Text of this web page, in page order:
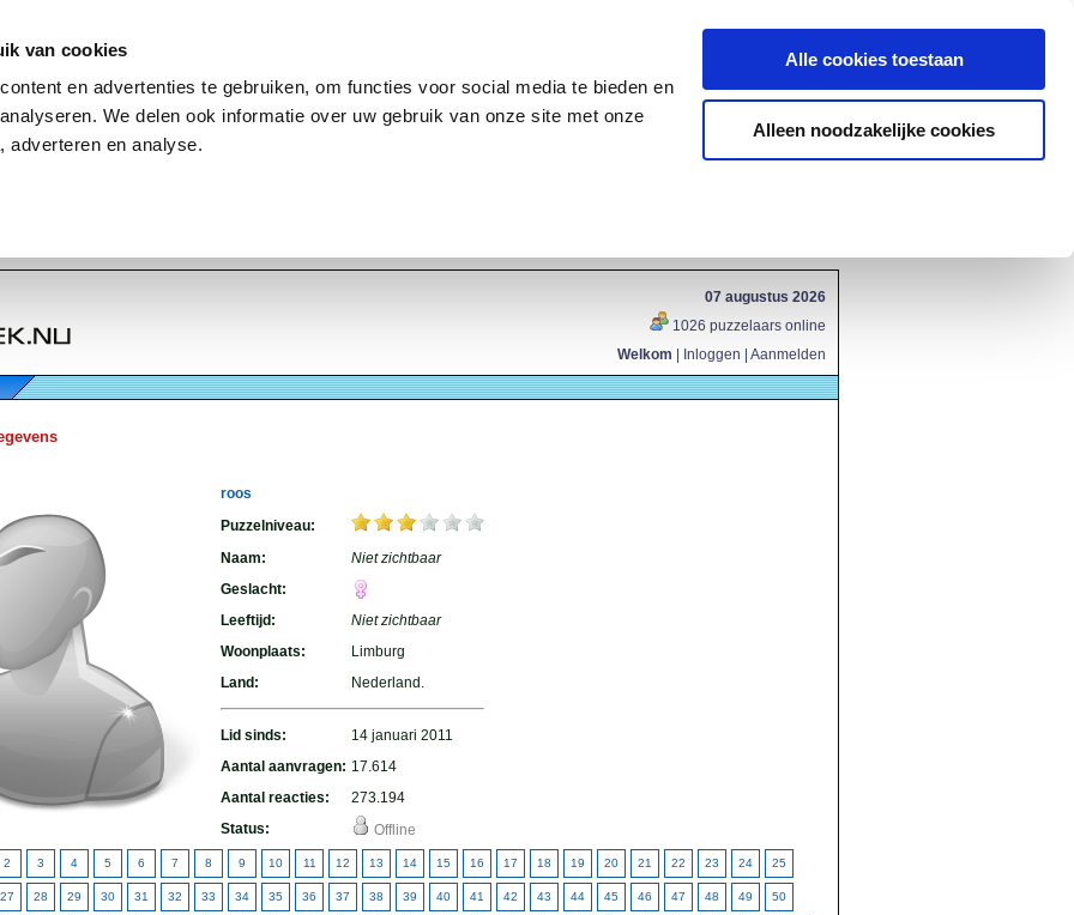
van cookies
en advertenties te gebruiken, om functies voor social media te bieden en
We delen ook informatie over uw gebruik van onze site met onze
adverteren en analyse.
Alle cookies toestaan
Alleen noodzakelijke cookies
07 augustus 2026
1026 puzzelaars online
Welkom
Inloggen Aanmelden
roos
Puzzelniveau:
Naam:
Niet zichtbaar
Geslacht:
Leeftijd:
Niet zichtbaar
Woonplaats:
Limburg
Land:
Nederland.
Lid sinds:
14 januari 2011
Aantal aanvragen: 17.614
Aantal reacties:
273.194
Status:
Offline
2 3 4 5 6 7 8 9 10 11 12 13 14 15 16 17 18 19 20 21 22 23 24 25
27 28 29 30 31 32 33 34 35 36 37 38 39 40 41 42 43 44 45 46 47 48 49 50